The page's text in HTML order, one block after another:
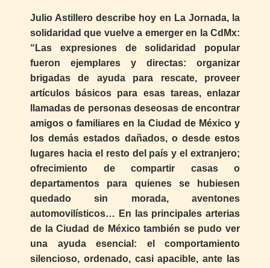
Julio Astillero describe hoy en La Jornada, la
solidaridad que vuelve a emerger en la CdMx:
“Las expresiones de solidaridad popular
fueron ejemplares y directas: organizar
brigadas de ayuda para rescate, proveer
artículos básicos para esas tareas, enlazar
llamadas de personas deseosas de encontrar
amigos o familiares en la Ciudad de México y
los demás estados dañados, o desde estos
lugares hacia el resto del país y el extranjero;
ofrecimiento de compartir casas o
departamentos para quienes se hubiesen
quedado sin morada, aventones
automovilísticos… En las principales arterias
de la Ciudad de México también se pudo ver
una ayuda esencial: el comportamiento
silencioso, ordenado, casi apacible, ante las